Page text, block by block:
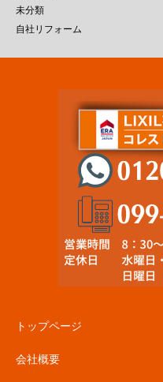
未分類
自社リフォーム
トップページ
会社概要